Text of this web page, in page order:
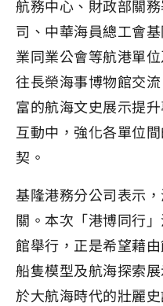
航務中心、財政部關
司、中華海員總工會
業同業公會等航港單
往長榮海事博物館交
富的航海文史展示提
互動中，強化各單位
契。
基隆港務分公司表示
關。本次「港博同行
館舉行，正是希望藉
船隻模型及航海探索
於大航海時代的壯麗